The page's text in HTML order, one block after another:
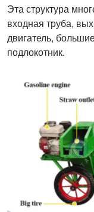
Эта структура
входная труба,
двигатель,
подлокотник.